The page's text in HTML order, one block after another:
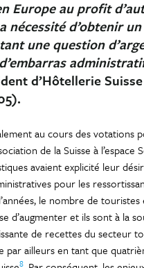
Europe au profit
nécessité d’obtenir
une question
d’Hôtellerie
au cours des votations
de la Suisse à l’espace
avaient explicité leur
pour les
le nombre de
d’augmenter et ils sont à la
de recettes du secteur
par ailleurs en tant que
8